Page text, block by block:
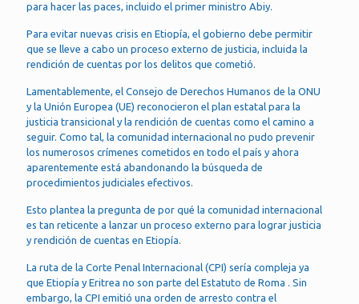
para hacer las paces, incluido el primer ministro Abiy.
Para evitar nuevas crisis en Etiopía, el gobierno debe permitir
que se lleve a cabo un proceso externo de justicia, incluida la
rendición de cuentas por los delitos que cometió.
Lamentablemente, el Consejo de Derechos Humanos de la ONU
y la Unión Europea (UE) reconocieron el plan estatal para la
justicia transicional y la rendición de cuentas como el camino a
seguir. Como tal, la comunidad internacional no pudo prevenir
los numerosos crímenes cometidos en todo el país y ahora
aparentemente está abandonando la búsqueda de
procedimientos judiciales efectivos.
Esto plantea la pregunta de por qué la comunidad internacional
es tan reticente a lanzar un proceso externo para lograr justicia
y rendición de cuentas en Etiopía.
La ruta de la Corte Penal Internacional (CPI) sería compleja ya
que Etiopía y Eritrea no son parte del Estatuto de Roma . Sin
embargo, la CPI emitió una orden de arresto contra el